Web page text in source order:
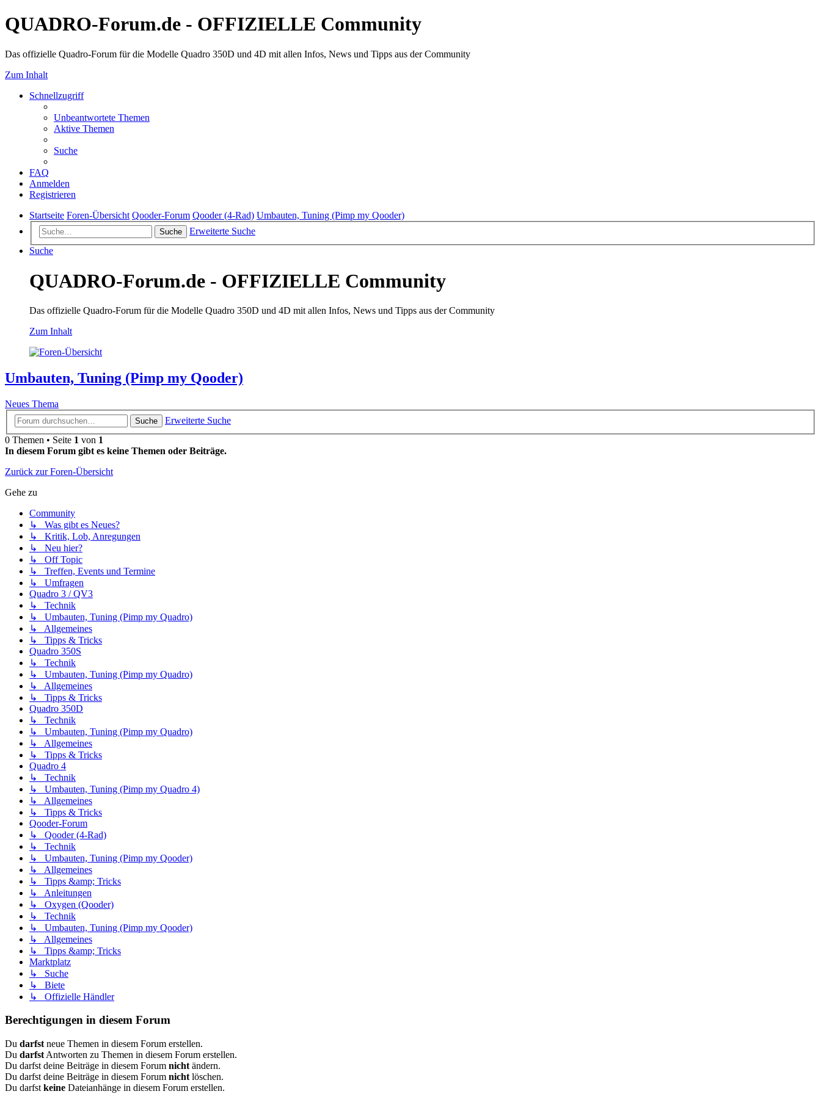
QUADRO-Forum.de - OFFIZIELLE Community
Das offizielle Quadro-Forum für die Modelle Quadro 350D und 4D mit allen Infos, News und Tipps aus der Community
Zum Inhalt
Schnellzugriff
Unbeantwortete Themen
Aktive Themen
Suche
FAQ
Anmelden
Registrieren
Startseite Foren-Übersicht Qooder-Forum Qooder (4-Rad) Umbauten, Tuning (Pimp my Qooder)
Suche
Erweiterte Suche
Suche
QUADRO-Forum.de - OFFIZIELLE Community
Das offizielle Quadro-Forum für die Modelle Quadro 350D und 4D mit allen Infos, News und Tipps aus der Community
Zum Inhalt
Umbauten, Tuning (Pimp my Qooder)
Neues Thema
Suche
Erweiterte Suche
0 Themen • Seite 1 von 1
In diesem Forum gibt es keine Themen oder Beiträge.
Zurück zur Foren-Übersicht
Gehe zu
Community
↳ Was gibt es Neues?
↳ Kritik, Lob, Anregungen
↳ Neu hier?
↳ Off Topic
↳ Treffen, Events und Termine
↳ Umfragen
Quadro 3 / QV3
↳ Technik
↳ Umbauten, Tuning (Pimp my Quadro)
↳ Allgemeines
↳ Tipps & Tricks
Quadro 350S
↳ Technik
↳ Umbauten, Tuning (Pimp my Quadro)
↳ Allgemeines
↳ Tipps & Tricks
Quadro 350D
↳ Technik
↳ Umbauten, Tuning (Pimp my Quadro)
↳ Allgemeines
↳ Tipps & Tricks
Quadro 4
↳ Technik
↳ Umbauten, Tuning (Pimp my Quadro 4)
↳ Allgemeines
↳ Tipps & Tricks
Qooder-Forum
↳ Qooder (4-Rad)
↳ Technik
↳ Umbauten, Tuning (Pimp my Qooder)
↳ Allgemeines
↳ Tipps &amp; Tricks
↳ Anleitungen
↳ Oxygen (Qooder)
↳ Technik
↳ Umbauten, Tuning (Pimp my Qooder)
↳ Allgemeines
↳ Tipps &amp; Tricks
Marktplatz
↳ Suche
↳ Biete
↳ Offizielle Händler
Berechtigungen in diesem Forum
Du darfst neue Themen in diesem Forum erstellen.
Du darfst Antworten zu Themen in diesem Forum erstellen.
Du darfst deine Beiträge in diesem Forum nicht ändern.
Du darfst deine Beiträge in diesem Forum nicht löschen.
Du darfst keine Dateianhänge in diesem Forum erstellen.